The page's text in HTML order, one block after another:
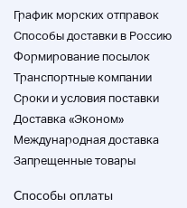
График морских отправок
Способы доставки в Россию
Формирование посылок
Транспортные компании
Cроки и условия поставки
Доставка «Эконом»
Международная доставка
Запрещенные товары
Способы оплаты